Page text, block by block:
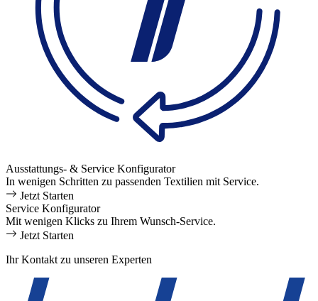
Ausstattungs- & Service Konfigurator
In wenigen Schritten zu passenden Textilien mit Service.
Jetzt Starten
Service Konfigurator
Mit wenigen Klicks zu Ihrem Wunsch-Service.
Jetzt Starten
Ihr Kontakt zu unseren Experten